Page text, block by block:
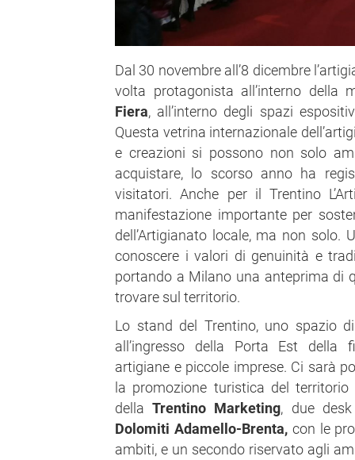
Dal 30 novembre all’8 dicembre
volta protagonista all’interno della
Fiera, all’interno degli spazi
Questa vetrina internazionale
e creazioni si possono non solo
acquistare, lo scorso anno ha
visitatori. Anche per il Trentino
manifestazione importante per
dell’Artigianato locale, ma non solo.
conoscere i valori di genuinità e
portando a Milano una anteprima di
trovare sul territorio.
Lo stand del Trentino, uno spazio
all’ingresso della Porta Est della
artigiane e piccole imprese. Ci sarà
la promozione turistica del
dellaTrentino Marketing, due
Dolomiti Adamello-Brenta, con le
ambiti, e un secondo riservato agli